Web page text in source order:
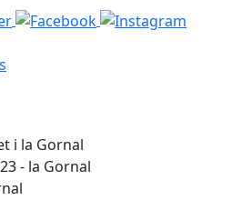
i la Gornal
- la Gornal